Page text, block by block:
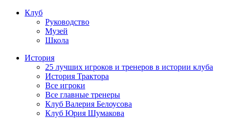
Клуб
Руководство
Музей
Школа
История
25 лучших игроков и тренеров в истории клуба
История Трактора
Все игроки
Все главные тренеры
Клуб Валерия Белоусова
Клуб Юрия Шумакова